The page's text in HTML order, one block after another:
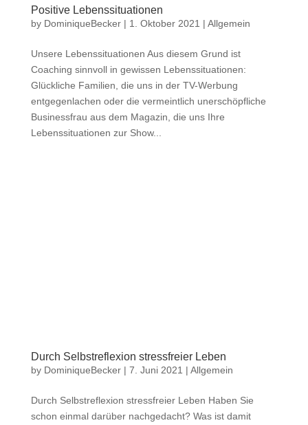
Positive Lebenssituationen
by DominiqueBecker| 1. Oktober 2021 | Allgemein
Unsere Lebenssituationen Aus diesem Grund ist
Coaching sinnvoll in gewissen Lebenssituationen:
Glückliche Familien, die uns in der TV-Werbung
entgegenlachen oder die vermeintlich unerschöpfliche
Businessfrau aus dem Magazin, die uns Ihre
Lebenssituationen zur Show...
Durch Selbstreflexion stressfreier Leben
by DominiqueBecker| 7. Juni 2021 | Allgemein
Durch Selbstreflexion stressfreier Leben Haben Sie
schon einmal darüber nachgedacht? Was ist damit